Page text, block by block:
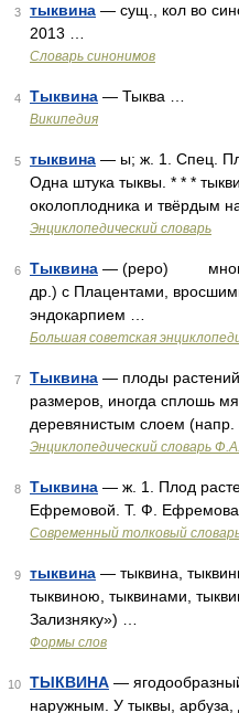
3 тыквина — сущ., кол во
2013 …
Словарь синонимов
4 Тыквина — Тыква …
Википедия
5 тыквина — ы; ж. 1. Спец.
Одна штука тыквы. * * *
околоплодника и твёрдым
Энциклопедический словарь
6 Тыквина — (pepo)
др.) с Плацентами,
эндокарпием …
Большая советская
7 Тыквина — плоды растений
размеров, иногда сплошь
деревянистым слоем (напр.
Энциклопедический словарь
8 Тыквина — ж. 1. Плод
Ефремовой. Т. Ф.
Современный толковый
9 тыквина — тыквина,
тыквиною, тыквинами,
Зализняку») …
Формы слов
10 ТЫКВИНА —
наружным. У тыквы,